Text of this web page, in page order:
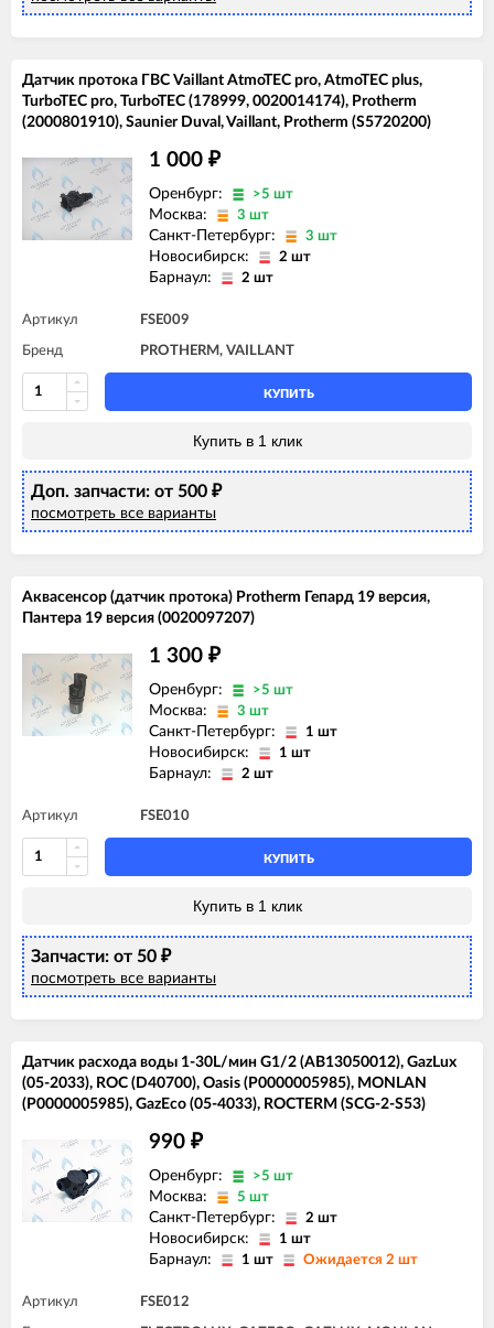
Датчик протока ГВС Vaillant AtmoTEC pro, AtmoTEC plus,
TurboTEC pro, TurboTEC (178999, 0020014174), Protherm
(2000801910), Saunier Duval, Vaillant, Protherm (S5720200)
1 000 ₽
Оренбург: >5 шт
Москва: 3 шт
Санкт-Петербург: 3 шт
Новосибирск: 2 шт
Барнаул: 2 шт
Артикул FSE009
Бренд PROTHERM, VAILLANT
КУПИТЬ
Купить в 1 клик
Доп. запчасти: от 500 ₽
посмотреть все варианты
Аквасенсор (датчик протока) Protherm Гепард 19 версия,
Пантера 19 версия (0020097207)
1 300 ₽
Оренбург: >5 шт
Москва: 3 шт
Санкт-Петербург: 1 шт
Новосибирск: 1 шт
Барнаул: 2 шт
Артикул FSE010
КУПИТЬ
Купить в 1 клик
Запчасти: от 50 ₽
посмотреть все варианты
Датчик расхода воды 1-30L/мин G1/2 (AB13050012), GazLux
(05-2033), ROC (D40700), Oasis (P0000005985), MONLAN
(P0000005985), GazEco (05-4033), ROCTERM (SCG-2-S53)
990 ₽
Оренбург: >5 шт
Москва: 5 шт
Санкт-Петербург: 2 шт
Новосибирск: 1 шт
Барнаул: 1 шт Ожидается 2 шт
Артикул FSE012